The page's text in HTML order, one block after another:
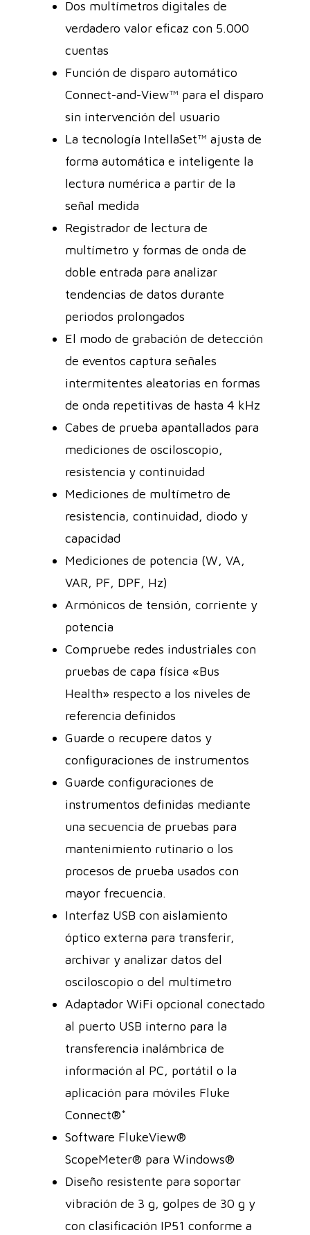
Dos multímetros digitales de
verdadero valor eficaz con 5.000
cuentas
Función de disparo automático
Connect-and-View™ para el disparo
sin intervención del usuario
La tecnología IntellaSet™ ajusta de
forma automática e inteligente la
lectura numérica a partir de la
señal medida
Registrador de lectura de
multímetro y formas de onda de
doble entrada para analizar
tendencias de datos durante
periodos prolongados
El modo de grabación de detección
de eventos captura señales
intermitentes aleatorias en formas
de onda repetitivas de hasta 4 kHz
Cabes de prueba apantallados para
mediciones de osciloscopio,
resistencia y continuidad
Mediciones de multímetro de
resistencia, continuidad, diodo y
capacidad
Mediciones de potencia (W, VA,
VAR, PF, DPF, Hz)
Armónicos de tensión, corriente y
potencia
Compruebe redes industriales con
pruebas de capa física «Bus
Health» respecto a los niveles de
referencia definidos
Guarde o recupere datos y
configuraciones de instrumentos
Guarde configuraciones de
instrumentos definidas mediante
una secuencia de pruebas para
mantenimiento rutinario o los
procesos de prueba usados con
mayor frecuencia.
Interfaz USB con aislamiento
óptico externa para transferir,
archivar y analizar datos del
osciloscopio o del multímetro
Adaptador WiFi opcional conectado
al puerto USB interno para la
transferencia inalámbrica de
información al PC, portátil o la
aplicación para móviles Fluke
Connect®*
Software FlukeView®
ScopeMeter® para Windows®
Diseño resistente para soportar
vibración de 3 g, golpes de 30 g y
con clasificación IP51 conforme a